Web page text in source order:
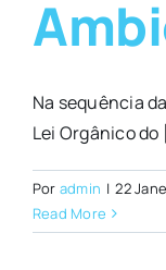
Na sequência
Lei Orgânico do
Por admin | 22
Read More